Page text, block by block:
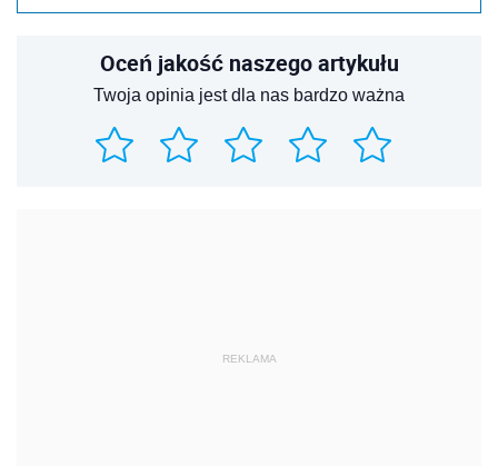
Oceń jakość naszego artykułu
Twoja opinia jest dla nas bardzo ważna
REKLAMA